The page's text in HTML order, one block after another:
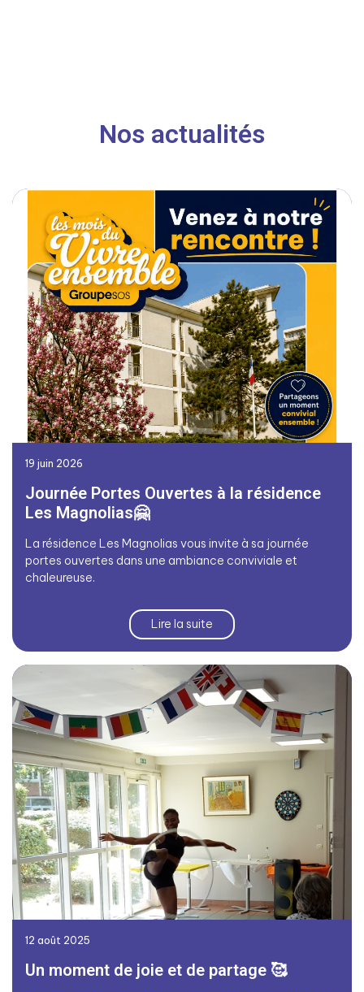
Nos actualités
19 juin 2026
Journée Portes Ouvertes à la résidence
Les Magnolias🤗
La résidence Les Magnolias vous invite à sa journée
portes ouvertes dans une ambiance conviviale et
chaleureuse.
Lire la suite
12 août 2025
Un moment de joie et de partage 🥰